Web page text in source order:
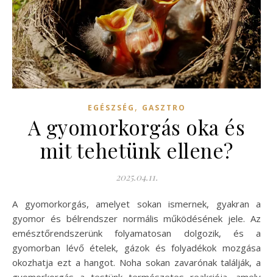
EGÉSZSÉG , GASZTRO
A gyomorkorgás oka és
mit tehetünk ellene?
2025.04.11.
A gyomorkorgás, amelyet sokan ismernek, gyakran a
gyomor és bélrendszer normális működésének jele. Az
emésztőrendszerünk folyamatosan dolgozik, és a
gyomorban lévő ételek, gázok és folyadékok mozgása
okozhatja ezt a hangot. Noha sokan zavarónak találják, a